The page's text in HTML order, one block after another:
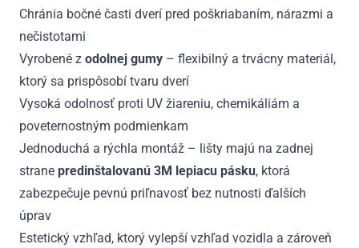
Chránia bočné časti dverí pred poškriabaním, nárazmi a
nečistotami
Vyrobené z odolnej gumy – flexibilný a trvácny materiál,
ktorý sa prispôsobí tvaru dverí
Vysoká odolnosť proti UV žiareniu, chemikáliám a
poveternostným podmienkam
Jednoduchá a rýchla montáž – lišty majú na zadnej
strane predinštalovanú 3M lepiacu pásku, ktorá
zabezpečuje pevnú priľnavosť bez nutnosti ďalších
úprav
Estetický vzhľad, ktorý vylepší vzhľad vozidla a zároveň